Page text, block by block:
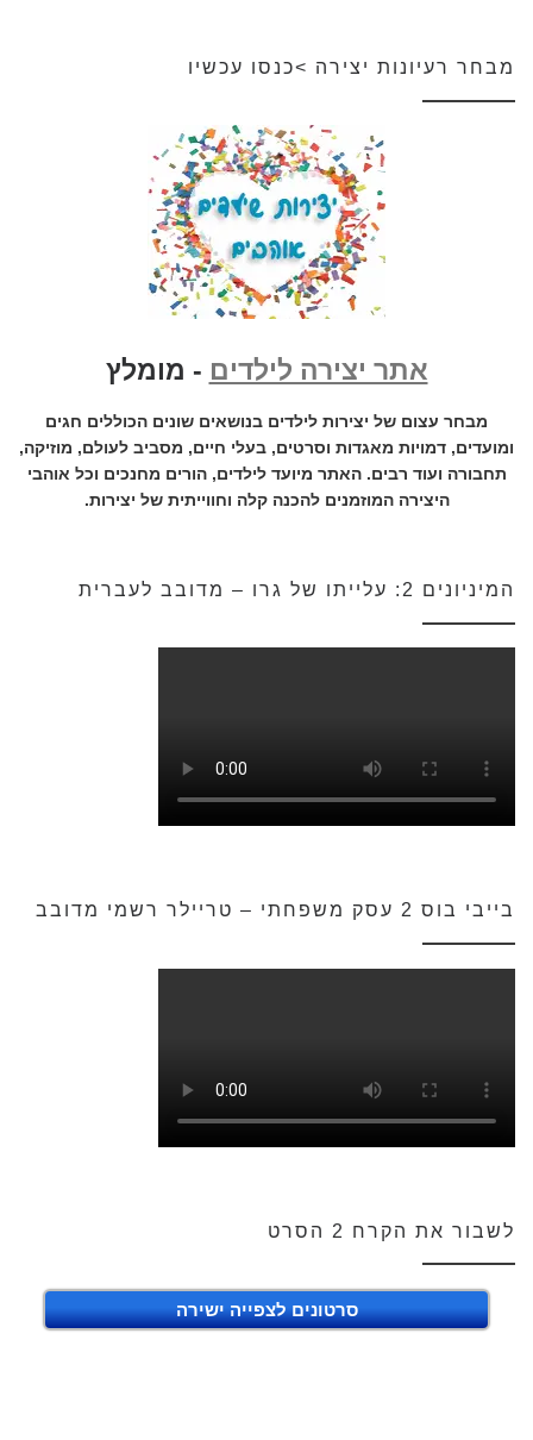
מבחר רעיונות יצירה >כנסו עכשיו
אתר יצירה לילדים - מומלץ
מבחר עצום של יצירות לילדים בנושאים שונים הכוללים חגים
ומועדים, דמויות מאגדות וסרטים, בעלי חיים, מסביב לעולם, מוזיקה,
תחבורה ועוד רבים. האתר מיועד לילדים, הורים מחנכים וכל אוהבי
היצירה המוזמנים להכנה קלה וחווייתית של יצירות.
המיניונים 2: עלייתו של גרו – מדובב לעברית
בייבי בוס 2 עסק משפחתי – טריילר רשמי מדובב
לשבור את הקרח 2 הסרט
סרטונים לצפייה ישירה